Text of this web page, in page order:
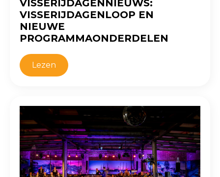
VISSERIJDAGENNIEUWS:
VISSERIJDAGENLOOP EN
NIEUWE
PROGRAMMAONDERDELEN
Lezen